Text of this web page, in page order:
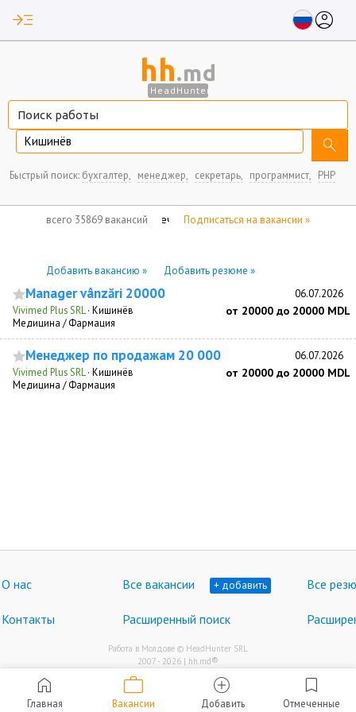
read_more account_circle
hh.md
HeadHunter
Кишинёв search
Быстрый поиск: бухгалтер, менеджер, секретарь, программист, PHP
всего 35869 вакансий Подписаться на вакансии »
нет отмеченных вакансий
Добавить вакансию » Добавить резюме »
Manager vânzări 20000 06.07.2026
Vivimed Plus SRL · Кишинёв от 20000 до 20000 MDL
Медицина / Фармация
Менеджер по продажам 20 000 06.07.2026
Vivimed Plus SRL · Кишинёв от 20000 до 20000 MDL
Медицина / Фармация
home
Главная
work
Вакансии
add_circle
Добавить
bookmark
Отмеченные
О нас Все вакансии + добавить Все
Контакты Расширенный поиск
Работа в Молдове © HeadHunter SRL
2007 - 2026 | hh.md®